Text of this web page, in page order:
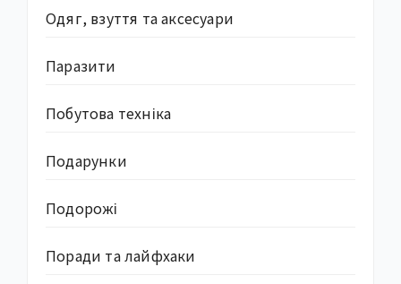
Одяг, взуття та аксесуари
Паразити
Побутова техніка
Подарунки
Подорожі
Поради та лайфхаки